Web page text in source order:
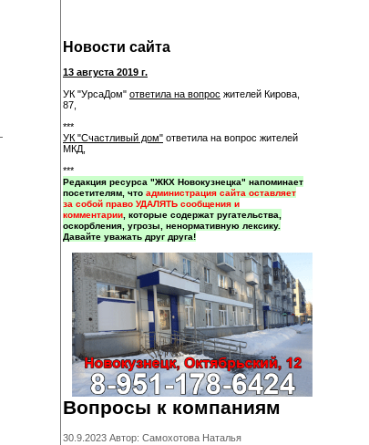
Новости сайта
13 августа 2019 г.
УК "УрсаДом" ответила на вопрос жителей Кирова,
87,
***
УК "Счастливый дом" ответила на вопрос жителей
МКД,
***
Редакция ресурса "ЖКХ Новокузнецка" напоминает
посетителям, что администрация сайта оставляет
за собой право УДАЛЯТЬ сообщения и
комментарии , которые содержат ругательства,
оскорбления, угрозы, ненормативную лексику.
Давайте уважать друг друга!
Вопросы к компаниям
30.9.2023 Автор: Самохотова Наталья